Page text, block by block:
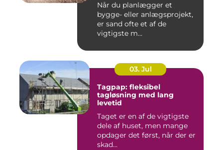
Når du planlægger et
bygge- eller anlægsprojekt,
er sand ofte et af de
vigtigste m...
03. Jul
Tagpap: fleksibel
tagløsning med lang
levetid
Taget er en af de vigtigste
dele af huset, men mange
opdager det først, når der er
skad...